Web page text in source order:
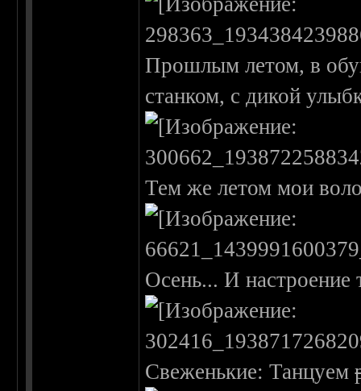
Прошлым летом, в
станком, с дикой
Тем же летом мои
Осень... И настроение
Свеженькие: Танцуем